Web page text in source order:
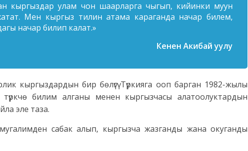
кыргыздар улам чон шаарларга чыгып, кийинки муун
Мен кыргыз тилин атама караганда начар билем,
начар билип калат.»
Кенен Акибай уулу
кыргыздардын бир бөлүгү Түркияга ооп барган 1982-жылы
билим алганы менен кыргызчасы алатоолуктардын
эле таза.
сабак алып, кыргызча жазганды жана окуганды